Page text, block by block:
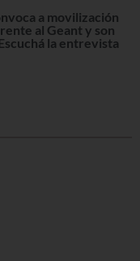
a movilización
al Geant y son
la entrevista